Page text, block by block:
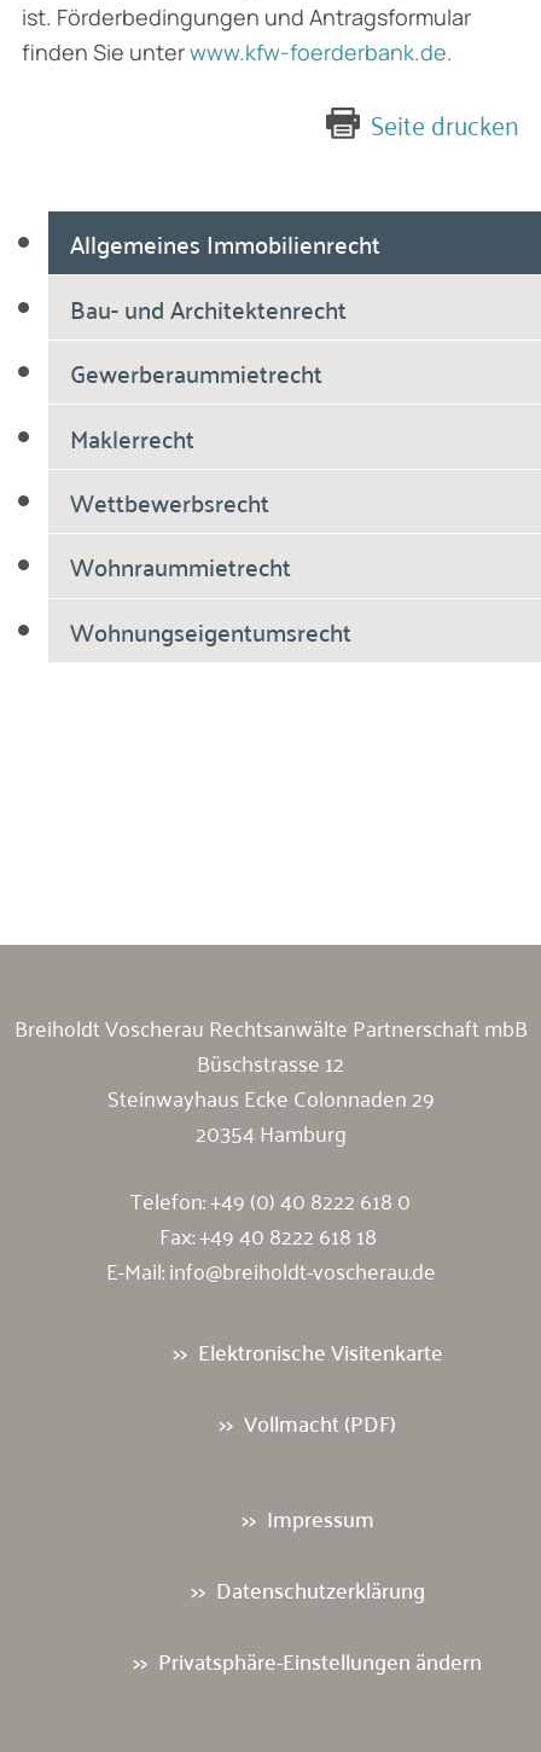
Allgemeines Immobilienrecht
Bau- und Architektenrecht
Gewerberaummietrecht
Maklerrecht
Wettbewerbsrecht
Wohnraummietrecht
Wohnungseigentumsrecht
ist. Förderbedingungen und Antragsformular
finden Sie unterwww.kfw-foerderbank.de.
Seite drucken
Breiholdt Voscherau Rechtsanwälte Partnerschaft mbB
Büschstrasse 12
Steinwayhaus Ecke Colonnaden 29
20354 Hamburg
Telefon:+49 (0) 40 8222 618 0
Fax: +49 40 8222 618 18
E-Mail:info@breiholdt-voscherau.de
Elektronische Visitenkarte
Vollmacht (PDF)
Impressum
Datenschutzerklärung
Privatsphäre-Einstellungen ändern